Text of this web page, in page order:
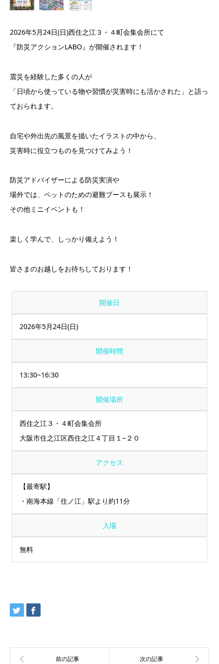
2026年5月24日(日)西住之江３・４町会集会所にて
『防災アクションLABO』が開催されます！
震災を経験した多くの人が
「日頃から使っている物や習慣が災害時にも活かされた」と語っ
ておられます。
自宅や外出先の風景を描いたイラストの中から、
災害時に役立つものを見つけてみよう！
防災アドバイザーによる防災実演や
場外では、ペットのための避難ブースも展示！
その他ミニイベントも！
楽しく学んで、しっかり備えよう！
皆さまのお越しをお待ちしております！
開催日
2026年5月24日(日)
開催時間
13:30~16:30
開催場所
西住之江３・４町会集会所
大阪市住之江区西住之江４丁目１−２０
アクセス
【最寄駅】
・南海本線「住ノ江」駅より約11分
入場
無料